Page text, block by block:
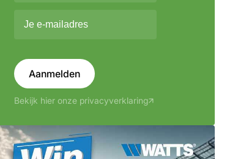
Aanmelden
Bekijk hier onze privacyverklaring